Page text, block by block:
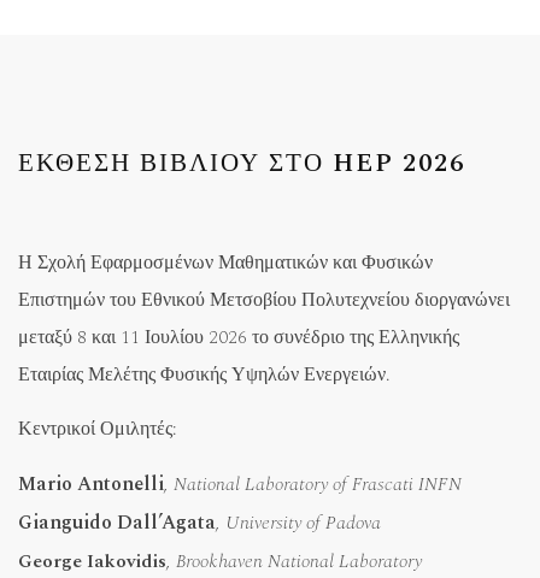
ΕΚΘΕΣΗ ΒΙΒΛΙΟΥ ΣΤΟ HEP 2026
Η Σχολή Εφαρμοσμένων Μαθηματικών και Φυσικών
Επιστημών του Εθνικού Μετσοβίου Πολυτεχνείου διοργανώνει
μεταξύ 8 και 11 Ιουλίου 2026 το συνέδριο της Ελληνικής
Εταιρίας Μελέτης Φυσικής Υψηλών Ενεργειών.
Κεντρικοί Ομιλητές:
Mario Antonelli, National Laboratory of Frascati INFN
Gianguido Dall’Agata, University of Padova
George Iakovidis, Brookhaven National Laboratory